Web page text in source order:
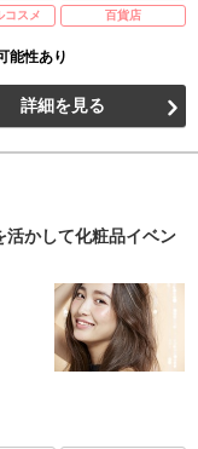
コスメ 百貨店
能性あり
詳細を見る
活かして化粧品イベン